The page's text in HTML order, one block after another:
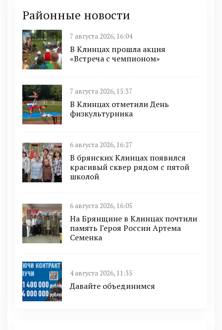
Районные новости
7 августа 2026, 16:04
В Клинцах прошла акция
«Встреча с чемпионом»
7 августа 2026, 15:37
В Клинцах отметили День
физкультурника
6 августа 2026, 16:27
В брянских Клинцах появился
красивый сквер рядом с пятой
школой
6 августа 2026, 16:05
На Брянщине в Клинцах почтили
память Героя России Артема
Семенка
4 августа 2026, 11:35
Давайте объединимся